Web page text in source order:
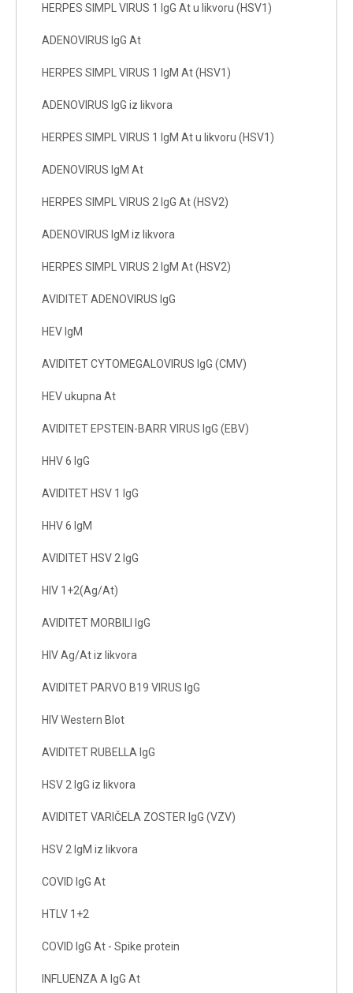
HERPES SIMPL VIRUS 1 IgG At u likvoru (HSV1)
ADENOVIRUS IgG At
HERPES SIMPL VIRUS 1 IgM At (HSV1)
ADENOVIRUS IgG iz likvora
HERPES SIMPL VIRUS 1 IgM At u likvoru (HSV1)
ADENOVIRUS IgM At
HERPES SIMPL VIRUS 2 IgG At (HSV2)
ADENOVIRUS IgM iz likvora
HERPES SIMPL VIRUS 2 IgM At (HSV2)
AVIDITET ADENOVIRUS IgG
HEV IgM
AVIDITET CYTOMEGALOVIRUS IgG (CMV)
HEV ukupna At
AVIDITET EPSTEIN-BARR VIRUS IgG (EBV)
HHV 6 IgG
AVIDITET HSV 1 IgG
HHV 6 IgM
AVIDITET HSV 2 IgG
HIV 1+2(Ag/At)
AVIDITET MORBILI IgG
HIV Ag/At iz likvora
AVIDITET PARVO B19 VIRUS IgG
HIV Western Blot
AVIDITET RUBELLA IgG
HSV 2 IgG iz likvora
AVIDITET VARIČELA ZOSTER IgG (VZV)
HSV 2 IgM iz likvora
COVID IgG At
HTLV 1+2
COVID IgG At - Spike protein
INFLUENZA A IgG At